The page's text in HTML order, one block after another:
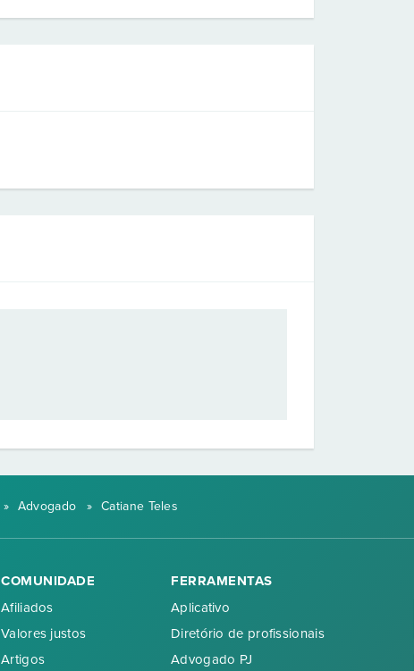
» Advogado » Catiane Teles
COMUNIDADE
Afiliados
Valores justos
Artigos
FERRAMENTAS
Aplicativo
Diretório de profissionais
Advogado PJ